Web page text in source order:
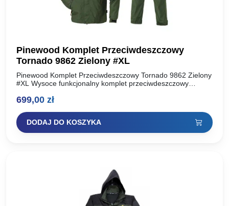
Pinewood Komplet Przeciwdeszczowy
Tornado 9862 Zielony #XL
Pinewood Komplet Przeciwdeszczowy Tornado 9862 Zielony
#XL Wysoce funkcjonalny komplet przeciwdeszczowy
niesprzyjających warunkach atmosferycznych. Komplet jest
699,00 zł
DODAJ DO KOSZYKA